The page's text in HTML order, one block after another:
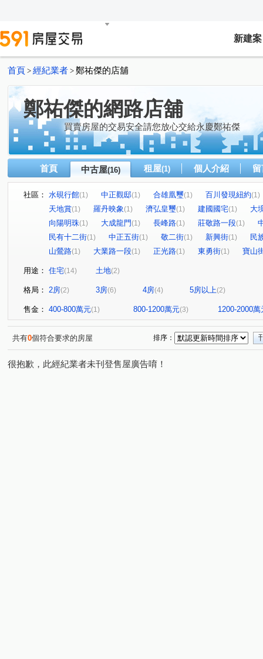
新建案
首頁 > 經紀業者 > 鄭祐傑的店舖
鄭祐傑的網路店舖
買賣房屋的交易安全請您放心交給永慶鄭祐傑
首頁 中古屋(16) 租屋(1) 個人介紹
社區： 水硯行館(1) 中正觀邸(1) 合雄凰璽(1) 百川發現紐約(1)
天地賞(1) 羅丹映象(1) 濟弘皇璽(1) 建國國宅(1)
大
向陽明珠(1) 大成龍門(1) 長峰路(1) 莊敬路一段(1)
民有十二街(1) 中正五街(1) 敬二街(1) 新興街(1)
民
山鶯路(1) 大業路一段(1) 正光路(1) 東勇街(1) 寶山
用途： 住宅(14) 土地(2)
格局： 2房(2) 3房(6) 4房(4) 5房以上(2)
售金： 400-800萬元(1) 800-1200萬元(3) 1200-2000萬
共有0個符合要求的房屋 排序：
很抱歉，此經紀業者未刊登售屋廣告唷！